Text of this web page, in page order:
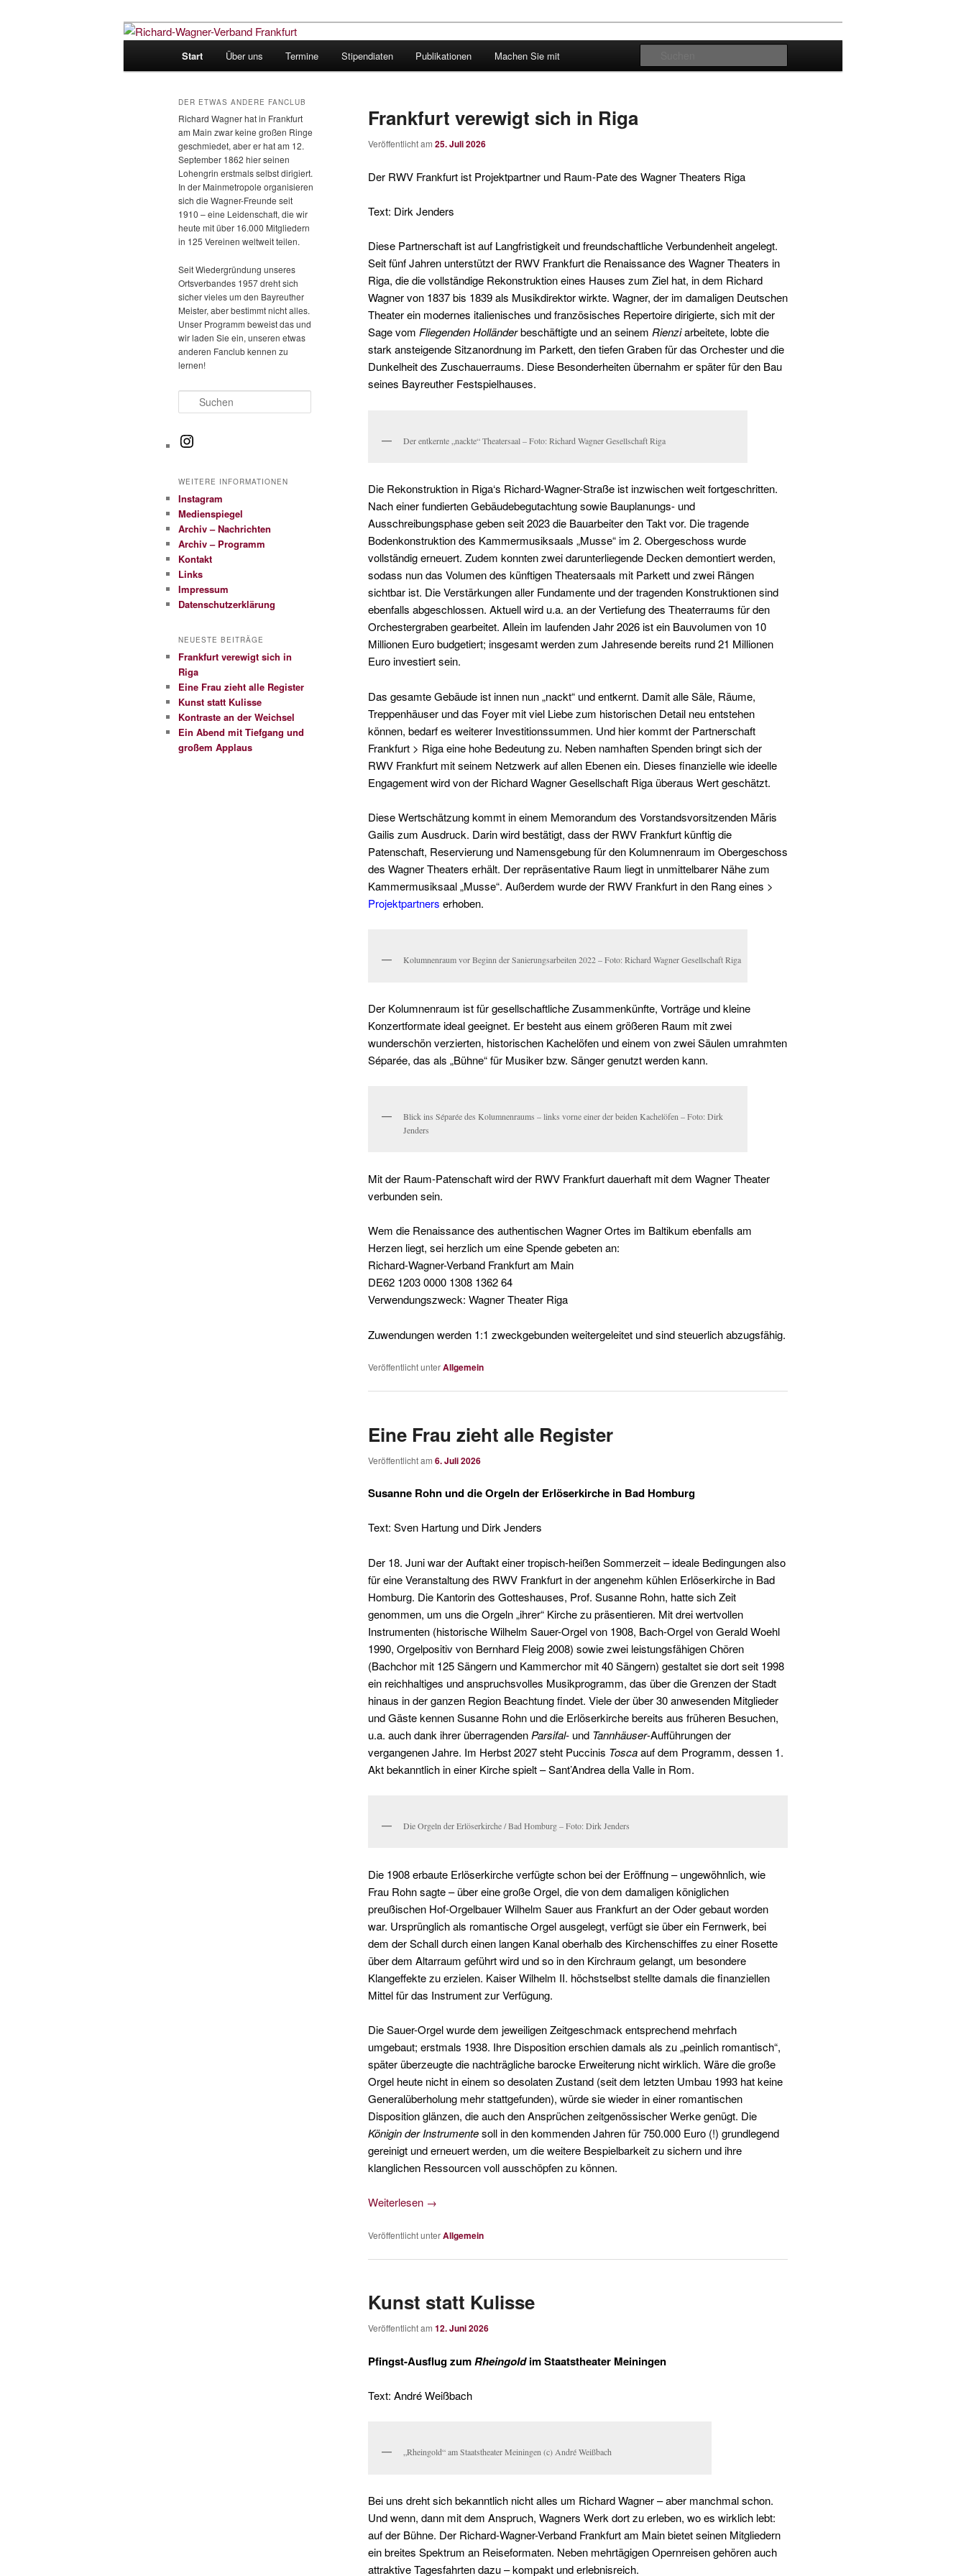
Richard-Wagner-Verband Frankfurt
Der etwas andere Fanclub
Start Über uns Termine Stipendiaten Publikationen Machen Sie mit
Frankfurt verewigt sich in Riga
Veröffentlicht am 25. Juli 2026
Der RWV Frankfurt ist Projektpartner und Raum-Pate des Wagner Theaters Riga
Text: Dirk Jenders
Diese Partnerschaft ist auf Langfristigkeit und freundschaftliche Verbundenheit angelegt.
Seit fünf Jahren unterstützt der RWV Frankfurt die Renaissance des Wagner Theaters in
Riga, die die vollständige Rekonstruktion eines Hauses zum Ziel hat, in dem Richard
Wagner von 1837 bis 1839 als Musikdirektor wirkte. Wagner, der im damaligen Deutschen
Theater ein modernes italienisches und französisches Repertoire dirigierte, sich mit der
Sage vom Fliegenden Holländerbeschäftigte und an seinem Rienziarbeitete, lobte die
stark ansteigende Sitzanordnung im Parkett, den tiefen Graben für das Orchester und die
Dunkelheit des Zuschauerraums. Diese Besonderheiten übernahm er später für den Bau
seines Bayreuther Festspielhauses.
Der entkernte „nackte“ Theatersaal – Foto: Richard Wagner Gesellschaft Riga
Die Rekonstruktion in Riga‘s Richard-Wagner-Straße ist inzwischen weit fortgeschritten.
Nach einer fundierten Gebäudebegutachtung sowie Bauplanungs- und
Ausschreibungsphase geben seit 2023 die Bauarbeiter den Takt vor. Die tragende
Bodenkonstruktion des Kammermusiksaals „Musse“ im 2. Obergeschoss wurde
vollständig erneuert. Zudem konnten zwei darunterliegende Decken demontiert werden,
sodass nun das Volumen des künftigen Theatersaals mit Parkett und zwei Rängen
sichtbar ist. Die Verstärkungen aller Fundamente und der tragenden Konstruktionen sind
ebenfalls abgeschlossen. Aktuell wird u.a. an der Vertiefung des Theaterraums für den
Orchestergraben gearbeitet. Allein im laufenden Jahr 2026 ist ein Bauvolumen von 10
Millionen Euro budgetiert; insgesamt werden zum Jahresende bereits rund 21 Millionen
Euro investiert sein.
Das gesamte Gebäude ist innen nun „nackt“ und entkernt. Damit alle Säle, Räume,
Treppenhäuser und das Foyer mit viel Liebe zum historischen Detail neu entstehen
können, bedarf es weiterer Investitionssummen. Und hier kommt der Partnerschaft
Frankfurt > Riga eine hohe Bedeutung zu. Neben namhaften Spenden bringt sich der
RWV Frankfurt mit seinem Netzwerk auf allen Ebenen ein. Dieses finanzielle wie ideelle
Engagement wird von der Richard Wagner Gesellschaft Riga überaus Wert geschätzt.
Diese Wertschätzung kommt in einem Memorandum des Vorstandsvorsitzenden Māris
Gailis zum Ausdruck. Darin wird bestätigt, dass der RWV Frankfurt künftig die
Patenschaft, Reservierung und Namensgebung für den Kolumnenraum im Obergeschoss
des Wagner Theaters erhält. Der repräsentative Raum liegt in unmittelbarer Nähe zum
Kammermusiksaal „Musse“. Außerdem wurde der RWV Frankfurt in den Rang eines >
Projektpartners erhoben.
Kolumnenraum vor Beginn der Sanierungsarbeiten 2022 – Foto: Richard Wagner Gesellschaft Riga
Der Kolumnenraum ist für gesellschaftliche Zusammenkünfte, Vorträge und kleine
Konzertformate ideal geeignet. Er besteht aus einem größeren Raum mit zwei
wunderschön verzierten, historischen Kachelöfen und einem von zwei Säulen umrahmten
Séparée, das als „Bühne“ für Musiker bzw. Sänger genutzt werden kann.
Blick ins Séparée des Kolumnenraums – links vorne einer der beiden Kachelöfen – Foto: Dirk
Jenders
Mit der Raum-Patenschaft wird der RWV Frankfurt dauerhaft mit dem Wagner Theater
verbunden sein.
Wem die Renaissance des authentischen Wagner Ortes im Baltikum ebenfalls am
Herzen liegt, sei herzlich um eine Spende gebeten an:
Richard-Wagner-Verband Frankfurt am Main
DE62 1203 0000 1308 1362 64
Verwendungszweck: Wagner Theater Riga
Zuwendungen werden 1:1 zweckgebunden weitergeleitet und sind steuerlich abzugsfähig.
Veröffentlicht unterAllgemein
Eine Frau zieht alle Register
Veröffentlicht am 6. Juli 2026
Susanne Rohn und die Orgeln der Erlöserkirche in Bad Homburg
Text: Sven Hartung und Dirk Jenders
Der 18. Juni war der Auftakt einer tropisch-heißen Sommerzeit – ideale Bedingungen also
für eine Veranstaltung des RWV Frankfurt in der angenehm kühlen Erlöserkirche in Bad
Homburg. Die Kantorin des Gotteshauses, Prof. Susanne Rohn, hatte sich Zeit
genommen, um uns die Orgeln „ihrer“ Kirche zu präsentieren. Mit drei wertvollen
Instrumenten (historische Wilhelm Sauer-Orgel von 1908, Bach-Orgel von Gerald Woehl
1990, Orgelpositiv von Bernhard Fleig 2008) sowie zwei leistungsfähigen Chören
(Bachchor mit 125 Sängern und Kammerchor mit 40 Sängern) gestaltet sie dort seit 1998
ein reichhaltiges und anspruchsvolles Musikprogramm, das über die Grenzen der Stadt
hinaus in der ganzen Region Beachtung findet. Viele der über 30 anwesenden Mitglieder
und Gäste kennen Susanne Rohn und die Erlöserkirche bereits aus früheren Besuchen,
u.a. auch dank ihrer überragenden Parsifal- und Tannhäuser-Aufführungen der
vergangenen Jahre. Im Herbst 2027 steht Puccinis Toscaauf dem Programm, dessen 1.
Akt bekanntlich in einer Kirche spielt – Sant’Andrea della Valle in Rom.
Die Orgeln der Erlöserkirche / Bad Homburg – Foto: Dirk Jenders
Die 1908 erbaute Erlöserkirche verfügte schon bei der Eröffnung – ungewöhnlich, wie
Frau Rohn sagte – über eine große Orgel, die von dem damaligen königlichen
preußischen Hof-Orgelbauer Wilhelm Sauer aus Frankfurt an der Oder gebaut worden
war. Ursprünglich als romantische Orgel ausgelegt, verfügt sie über ein Fernwerk, bei
dem der Schall durch einen langen Kanal oberhalb des Kirchenschiffes zu einer Rosette
über dem Altarraum geführt wird und so in den Kirchraum gelangt, um besondere
Klangeffekte zu erzielen. Kaiser Wilhelm II. höchstselbst stellte damals die finanziellen
Mittel für das Instrument zur Verfügung.
Die Sauer-Orgel wurde dem jeweiligen Zeitgeschmack entsprechend mehrfach
umgebaut; erstmals 1938. Ihre Disposition erschien damals als zu „peinlich romantisch“,
später überzeugte die nachträgliche barocke Erweiterung nicht wirklich. Wäre die große
Orgel heute nicht in einem so desolaten Zustand (seit dem letzten Umbau 1993 hat keine
Generalüberholung mehr stattgefunden), würde sie wieder in einer romantischen
Disposition glänzen, die auch den Ansprüchen zeitgenössischer Werke genügt. Die
Königin der Instrumentesoll in den kommenden Jahren für 750.000 Euro (!) grundlegend
gereinigt und erneuert werden, um die weitere Bespielbarkeit zu sichern und ihre
klanglichen Ressourcen voll ausschöpfen zu können.
Weiterlesen →
Veröffentlicht unterAllgemein
Kunst statt Kulisse
Veröffentlicht am 12. Juni 2026
Pfingst-Ausflug zumRheingoldim Staatstheater Meiningen
Text: André Weißbach
„Rheingold“ am Staatstheater Meiningen (c) André Weißbach
Bei uns dreht sich bekanntlich nicht alles um Richard Wagner – aber manchmal schon.
Und wenn, dann mit dem Anspruch, Wagners Werk dort zu erleben, wo es wirklich lebt:
auf der Bühne. Der Richard-Wagner-Verband Frankfurt am Main bietet seinen Mitgliedern
ein breites Spektrum an Reiseformaten. Neben mehrtägigen Opernreisen gehören auch
attraktive Tagesfahrten dazu – kompakt und erlebnisreich.
DER ETWAS ANDERE FANCLUB
Richard Wagner hat in Frankfurt
am Main zwar keine großen Ringe
geschmiedet, aber er hat am 12.
September 1862 hier seinen
Lohengrin erstmals selbst dirigiert.
In der Mainmetropole organisieren
sich die Wagner-Freunde seit
1910 – eine Leidenschaft, die wir
heute mit über 16.000 Mitgliedern
in 125 Vereinen weltweit teilen.
Seit Wiedergründung unseres
Ortsverbandes 1957 dreht sich
sicher vieles um den Bayreuther
Meister, aber bestimmt nicht alles.
Unser Programm beweist das und
wir laden Sie ein, unseren etwas
anderen Fanclub kennen zu
lernen!
u
h
e
t
a
g
r
a
m
WEITERE INFORMATIONEN
Instagram
Medienspiegel
Archiv – Nachrichten
Archiv – Programm
Kontakt
Links
Impressum
Datenschutzerklärung
NEUESTE BEITRÄGE
Frankfurt verewigt sich in
Riga
Eine Frau zieht alle Register
Kunst statt Kulisse
Kontraste an der Weichsel
Ein Abend mit Tiefgang und
großem Applaus